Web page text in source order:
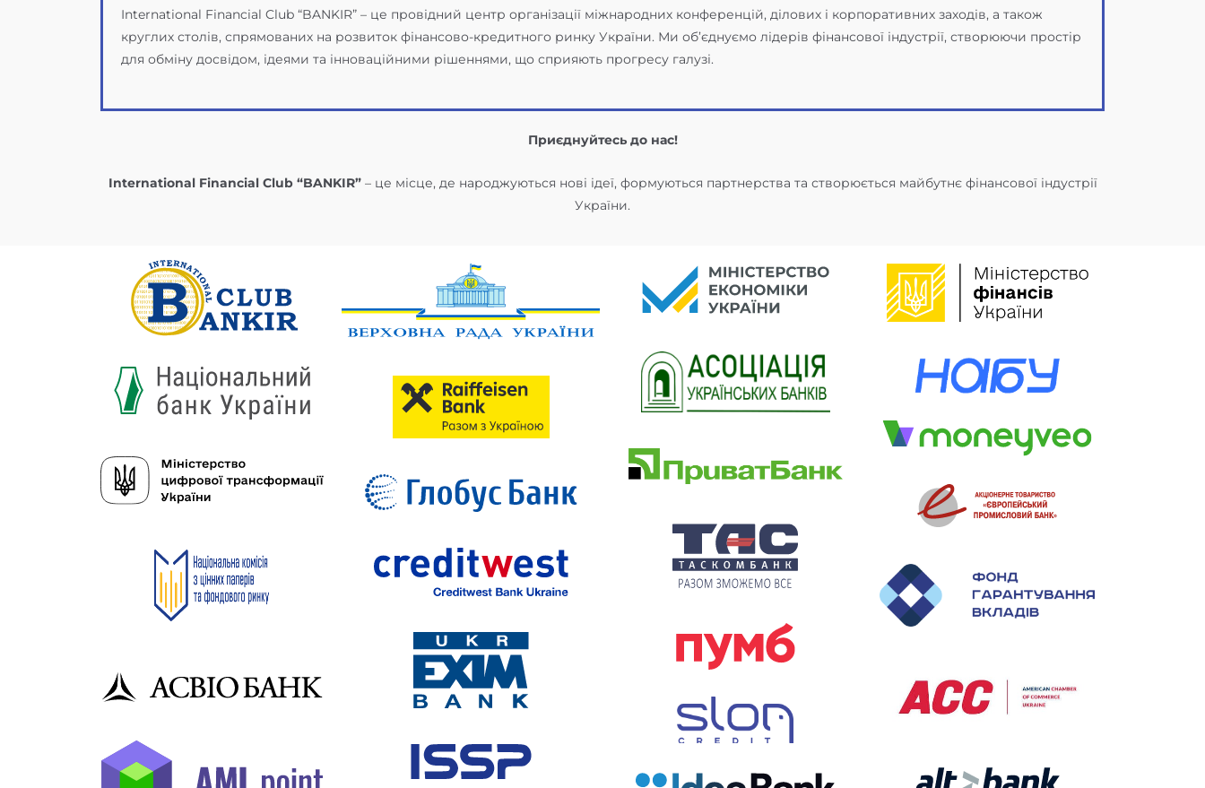
International Financial Club “BANKIR” – це провідний центр організації міжнародних конференцій, ділових і корпоративних заходів, а також
круглих столів, спрямованих на розвиток фінансово-кредитного ринку України. Ми об’єднуємо лідерів фінансової індустрії, створюючи простір
для обміну досвідом, ідеями та інноваційними рішеннями, що сприяють прогресу галузі.
Приєднуйтесь до нас!
International Financial Club “BANKIR”– це місце, де народжуються нові ідеї, формуються партнерства та створюється майбутнє фінансової індустрії
України.